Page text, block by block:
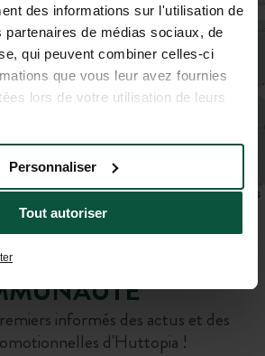
des informations sur l'utilisation de
partenaires de médias sociaux, de
qui peuvent combiner celles-ci
que vous leur avez fournies
lors de votre utilisation de leurs
Tout autoriser
Personnaliser
Leaflet|©OpenStreetMapcontributors
NOTRE
informés des actus et des
d'Huttopia !